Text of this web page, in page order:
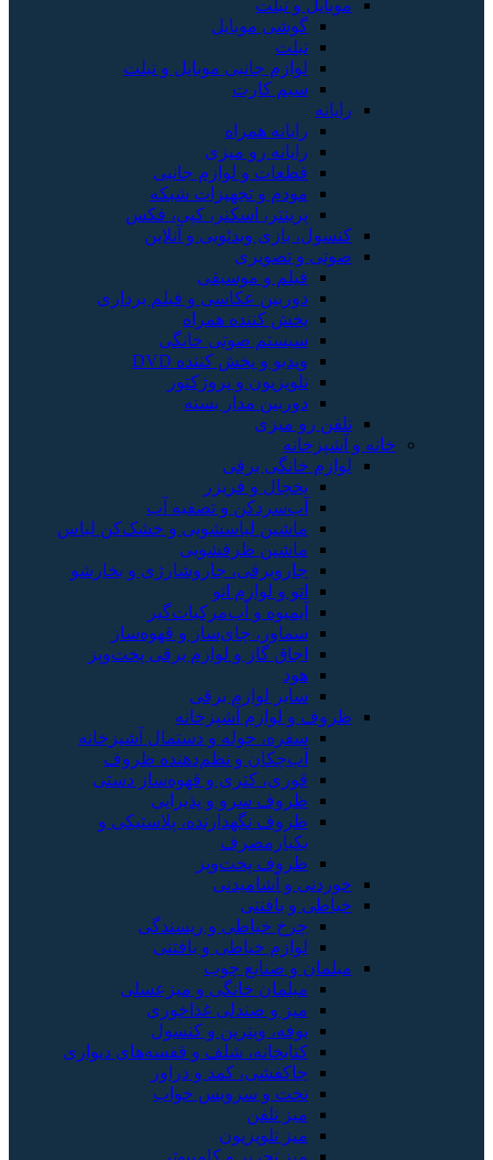
موبایل و تبلت
گوشی موبایل
تبلت
لوازم جانبی موبایل و تبلت
سیم کارت
رایانه
رایانه همراه
رایانه رو میزی
قطعات و لوازم جانبی
مودم و تجهیزات شبکه
پرینتر، اسکنر، کپی، فکس
کنسول، بازی‌ ویدئویی و آنلاین
صوتی و تصویری
فیلم و موسیقی
دوربین عکاسی و فیلم برداری
پخش کننده همراه
سیستم صوتی خانگی
ویدیو و پخش کننده DVD
تلویزیون و پروژکتور
دوربین مدار بسته
تلفن رو میزی
خانه و آشپزخانه
لوازم خانگی برقی
یخچال و فریزر
آب‌سردکن و تصفیه آب
ماشین لباسشویی و خشک‌کن لباس
ماشین ظرفشویی
جاروبرقی، جاروشارژی و بخارشو
اتو و لوازم اتو
آبمیوه و آب‌مرکبات‌گیر
سماور، چای‌ساز و قهوه‌ساز
اجاق گاز و لوازم برقی پخت‌وپز
هود
سایر لوازم برقی
ظروف و لوازم آشپزخانه
سفره، حوله و دستمال آشپزخانه
آب‌چکان و نظم‌دهنده ظروف
قوری، کتری و قهوه‌ساز دستی
ظروف سرو و پذیرایی
ظروف نگهدارنده، پلاستیکی و
یکبارمصرف
ظروف پخت‌وپز
خوردنی و آشامیدنی
خیاطی و بافتنی
چرخ خیاطی و ریسندگی
لوازم خیاطی و بافتنی
مبلمان و صنایع چوب
مبلمان خانگی و میزعسلی
میز و صندلی غذاخوری
بوفه، ویترین و کنسول
کتابخانه، شلف و قفسه‌های دیواری
جاکفشی، کمد و دراور
تخت و سرویس خواب
میز تلفن
میز تلویزیون